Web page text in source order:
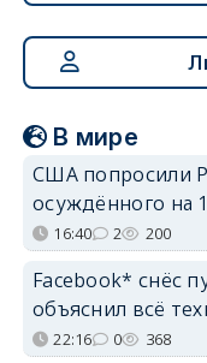
В мире
США попросили
осуждённого на
16:40 2 200
Facebook* снёс
объяснил всё
22:16 0 368